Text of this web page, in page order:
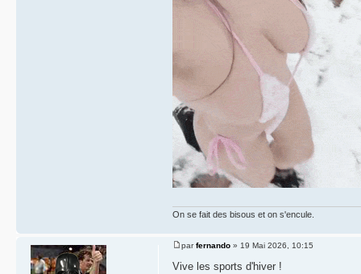
On se fait des bisous et on s'encule.
parfernando » 19 Mai 2026, 10:15
Vive les sports d'hiver !